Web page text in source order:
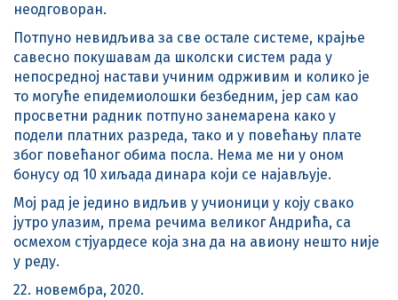
неодговоран.
Потпуно невидљива за све остале системе, крајње
савесно покушавам да школски систем рада у
непосредној настави учиним одрживим и колико је
то могуће епидемиолошки безбедним, јер сам као
просветни радник потпуно занемарена како у
подели платних разреда, тако и у повећању плате
због повећаног обима посла. Нема ме ни у оном
бонусу од 10 хиљада динара који се најављује.
Мој рад је једино видљив у учионици у коју свако
јутро улазим, према речима великог Андрића, са
осмехом стјуардесе која зна да на авиону нешто није
у реду.
22. новембра, 2020.